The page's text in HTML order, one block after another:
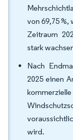
von 69,75 %,
Zeitraum
stark
Nach
2025 einen
wird.